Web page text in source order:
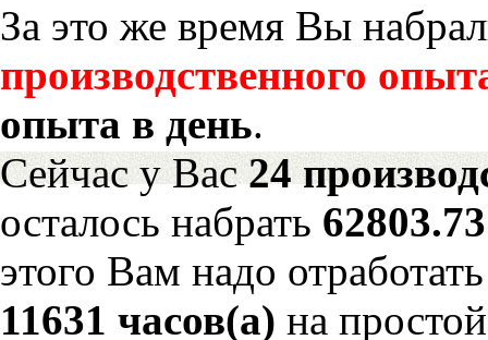
За это же время Вы
производственного
опыта в день.
Сейчас у Вас24
осталось набрать
этого Вам надо отработать
11631 часов(а) на